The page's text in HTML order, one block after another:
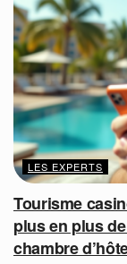
LES EXPERTS
Tourisme
plus en plus
chambre